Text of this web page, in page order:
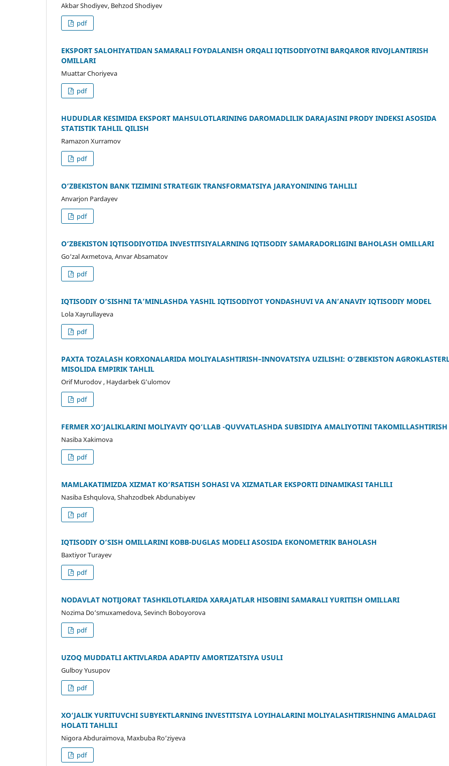
Akbar Shodiyev, Behzod Shodiyev
pdf
EKSPORT SALOHIYATIDAN SAMARALI FOYDALANISH ORQALI IQTISODIYOTNI BARQAROR RIVOJLANTIRISH
OMILLARI
Muattar Choriyeva
pdf
HUDUDLAR KESIMIDA EKSPORT MAHSULOTLARINING DAROMADLILIK DARAJASINI PRODY INDEKSI ASOSIDA
STATISTIK TAHLIL QILISH
Ramazon Xurramov
pdf
O‘ZBEKISTON BANK TIZIMINI STRATEGIK TRANSFORMATSIYA JARAYONINING TAHLILI
Anvarjon Pardayev
pdf
O‘ZBEKISTON IQTISODIYOTIDA INVESTITSIYALARNING IQTISODIY SAMARADORLIGINI BAHOLASH OMILLARI
Go‘zal Axmetova, Anvar Absamatov
pdf
IQTISODIY O‘SISHNI TA’MINLASHDA YASHIL IQTISODIYOT YONDASHUVI VA AN’ANAVIY IQTISODIY MODEL
Lola Xayrullayeva
pdf
PAXTA TOZALASH KORXONALARIDA MOLIYALASHTIRISH–INNOVATSIYA UZILISHI: O‘ZBEKISTON
MISOLIDA EMPIRIK TAHLIL
Orif Murodov , Haydarbek G‘ulomov
pdf
FERMER XO‘JALIKLARINI MOLIYAVIY QO‘LLAB -QUVVATLASHDA SUBSIDIYA AMALIYOTINI TAKOMILLASHTIRISH
Nasiba Xakimova
pdf
MAMLAKATIMIZDA XIZMAT KO‘RSATISH SOHASI VA XIZMATLAR EKSPORTI DINAMIKASI TAHLILI
Nasiba Eshqulova, Shahzodbek Abdunabiyev
pdf
IQTISODIY O‘SISH OMILLARINI KOBB-DUGLAS MODELI ASOSIDA EKONOMETRIK BAHOLASH
Baxtiyor Turayev
pdf
NODAVLAT NOTIJORAT TASHKILOTLARIDA XARAJATLAR HISOBINI SAMARALI YURITISH OMILLARI
Nozima Do‘smuxamedova, Sevinch Boboyorova
pdf
UZOQ MUDDATLI AKTIVLARDA ADAPTIV AMORTIZATSIYA USULI
Gulboy Yusupov
pdf
XO‘JALIK YURITUVCHI SUBYEKTLARNING INVESTITSIYA LOYIHALARINI MOLIYALASHTIRISHNING AMALDAGI
HOLATI TAHLILI
Nigora Abduraimova, Maxbuba Ro‘ziyeva
pdf